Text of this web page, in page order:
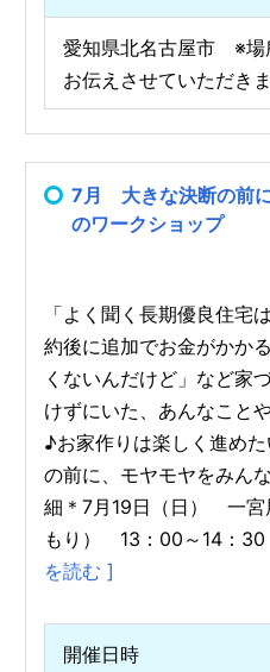
愛知県北名古屋市 ※場
お伝えさせていただき
7月 大きな決断の前
のワークショップ
「よく聞く長期優良住宅
約後に追加でお金がかか
くないんだけど」など家
けずにいた、あんなこと
♪お家作りは楽しく進め
の前に、モヤモヤをみん
細＊7月19日（日） 一宮
もり） 13：00～14：
を読む ]
開催日時